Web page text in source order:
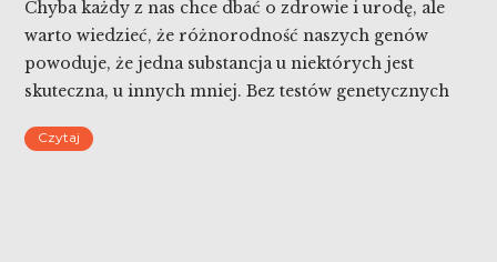
Chyba każdy z nas chce dbać o zdrowie i urodę, ale
warto wiedzieć, że różnorodność naszych genów
powoduje, że jedna substancja u niektórych jest
skuteczna, u innych mniej. Bez testów genetycznych
rozwiązaniem jest bardzo zróżnicowana dieta. Jak
Czytaj